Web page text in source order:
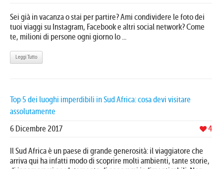
Sei già in vacanza o stai per partire? Ami condividere le foto dei
tuoi viaggi su Instagram, Facebook e altri social network? Come
te, milioni di persone ogni giorno lo ...
Leggi Tutto
Top 5 dei luoghi imperdibili in Sud Africa: cosa devi visitare
assolutamente
4
6 Dicembre 2017
Il Sud Africa è un paese di grande generosità: il viaggiatore che
arriva qui ha infatti modo di scoprire molti ambienti, tante storie,